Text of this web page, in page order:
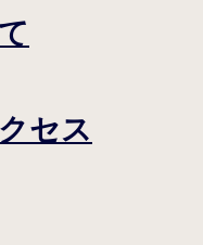
セス